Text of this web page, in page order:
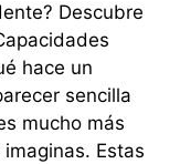
Descubre
hace un
sencilla
mucho más
Estas